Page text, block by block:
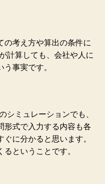
の考え方や算出の条件に
計算しても、会社や人に
事実です。
シミュレーションでも、
形式で入力する内容も各
に分かると思います。
ということです。